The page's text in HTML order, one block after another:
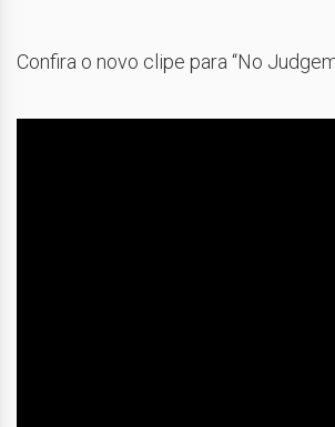
Confira o novo clipe para “No